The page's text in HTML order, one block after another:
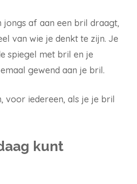
jongs af aan een bril draagt,
van wie je denkt te zijn. Je
spiegel met bril en je
gewend aan je bril.
voor iedereen, als je je bril
kunt